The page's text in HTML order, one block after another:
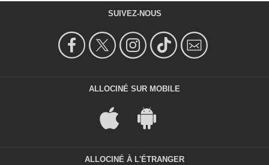
SUIVEZ-NOUS
ALLOCINÉ SUR MOBILE
ALLOCINÉ À L'ÉTRANGER